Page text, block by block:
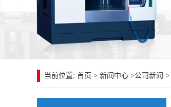
当前位置: 首页 > 新闻中心 >公司新闻 >